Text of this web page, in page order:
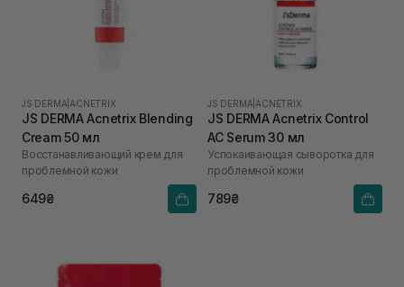
JS DERMA ACNETRIX
JS DERMA Acnetrix Blending
Cream 50 мл
Восстанавливающий крем для
проблемной кожи
649₴
JS DERMA ACNETRIX
JS DERMA Acnetrix Control
AC Serum 30 мл
Успокаивающая сыворотка для
проблемной кожи
789₴